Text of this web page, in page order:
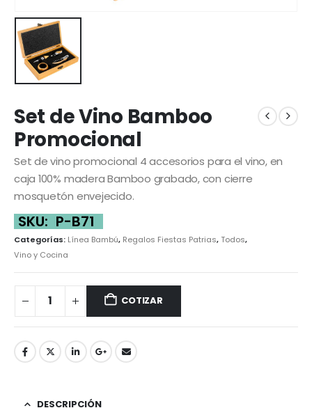
Set de Vino Bamboo
Promocional
Set de vino promocional 4 accesorios para el vino, en
caja 100% madera Bamboo grabado, con cierre
mosquetón envejecido.
SKU: P-B71
Categorías: Línea Bambú, Regalos Fiestas Patrias,Todos,
Vino y Cocina
COTIZAR
DESCRIPCIÓN